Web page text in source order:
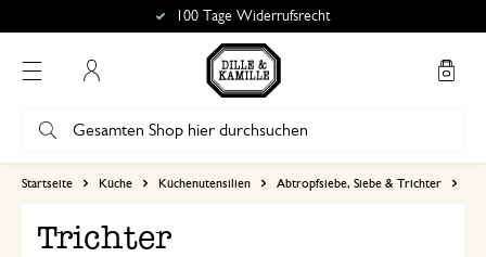
100 Tage Widerrufsrecht
Startseite Küche Küchenutensilien Abtropfsiebe, Siebe & Trichter
Trichter